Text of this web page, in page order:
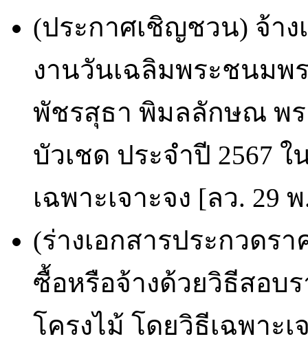
(ประกาศเชิญชวน) จ้าง
งานวันเฉลิมพระชนมพ
พัชรสุธา พิมลลักษณ พ
บัวเชด ประจำปี 2567
เฉพาะเจาะจง [ลว. 29
(ร่างเอกสารประกวดรา
ซื้อหรือจ้างด้วยวิธีสอบ
โครงไม้ โดยวิธีเฉพาะเ